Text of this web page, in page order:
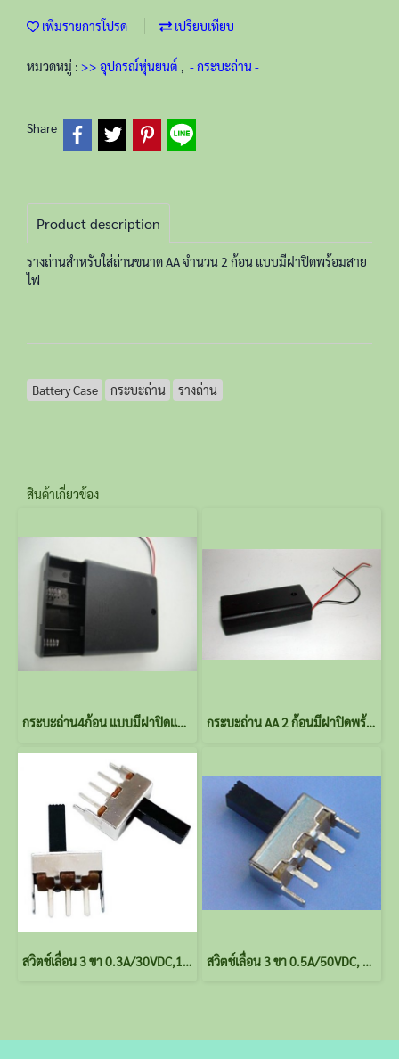
เพิ่มรายการโปรด เปรียบเทียบ
หมวดหมู่ : >> อุปกรณ์หุ่นยนต์ , - กระบะถ่าน -
Share
Product description
รางถ่านสำหรับใส่ถ่านขนาด AA จำนวน 2 ก้อน แบบมีฝาปิดพร้อมสาย
ไฟ
Battery Case กระบะถ่าน รางถ่าน
สินค้าเกี่ยวข้อง
กระบะถ่าน4ก้อน แบบมีฝาปิดและสวิตช์และสายต่อ กระบะถ่าน AA 2 ก้อนมีฝาปิดพร้อมสายไฟและสวิตช์
สวิตช์เลื่อน 3 ขา 0.3A/30VDC,1P2T(SPDT) สวิตช์เลื่อน 3 ขา 0.5A/50VDC, 1P2T(SPDT)